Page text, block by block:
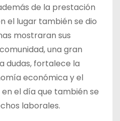
de la prestación
el lugar también se dio
mostraran sus
una gran
dudas, fortalece la
económica y el
el día que también se
laborales.